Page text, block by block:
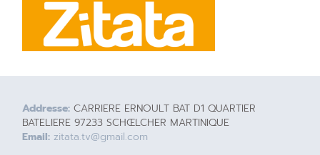
Addresse: CARRIERE ERNOULT BAT D1 QUARTIER
BATELIERE 97233 SCHŒLCHER MARTINIQUE
Email: zitata.tv@gmail.com